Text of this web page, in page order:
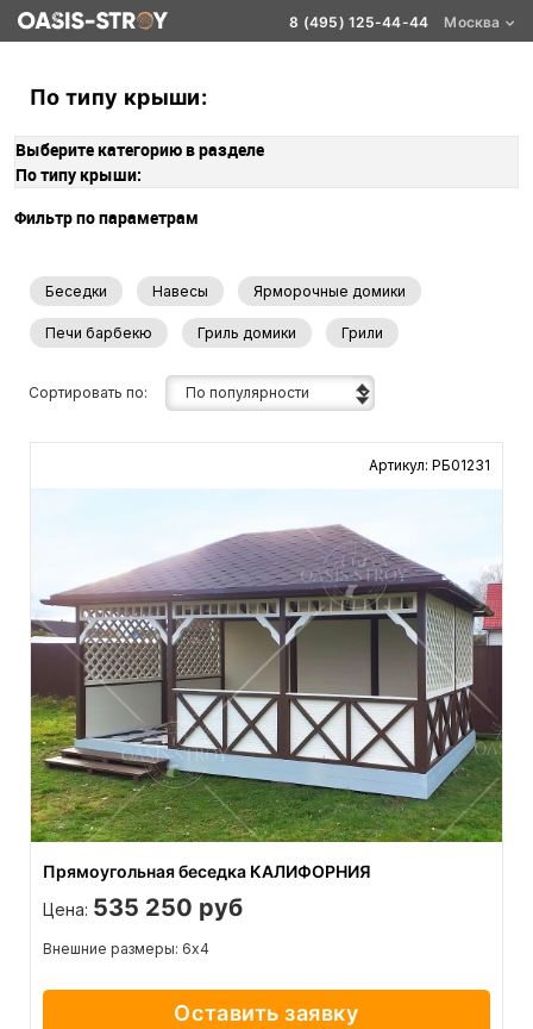
8 (495) 125-44-44 Москва
По типу крыши:
Выберите категорию в разделе
По типу крыши:
Фильтр по параметрам
Беседки Навесы Ярморочные домики
Печи барбекю Гриль домики Грили
Сортировать по:
Артикул: РБ01231
Прямоугольная беседка КАЛИФОРНИЯ
Цена: 535 250 руб
Внешние размеры: 6х4
Оставить заявку